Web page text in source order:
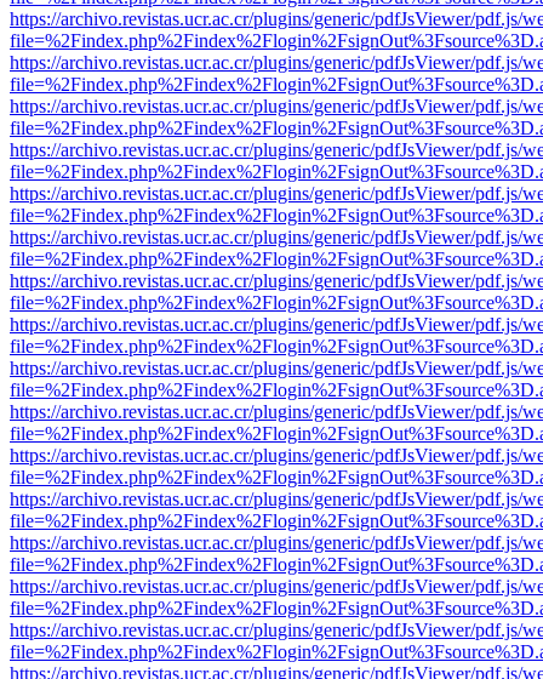
https://archivo.revistas.ucr.ac.cr/plugins/generic/pdfJsViewer/pdf.js/
https://archivo.revistas.ucr.ac.cr/plugins/generic/pdfJsViewer/pdf.js/
https://archivo.revistas.ucr.ac.cr/plugins/generic/pdfJsViewer/pdf.js/
https://archivo.revistas.ucr.ac.cr/plugins/generic/pdfJsViewer/pdf.js/
https://archivo.revistas.ucr.ac.cr/plugins/generic/pdfJsViewer/pdf.js/
https://archivo.revistas.ucr.ac.cr/plugins/generic/pdfJsViewer/pdf.js/
https://archivo.revistas.ucr.ac.cr/plugins/generic/pdfJsViewer/pdf.js/
https://archivo.revistas.ucr.ac.cr/plugins/generic/pdfJsViewer/pdf.js/
https://archivo.revistas.ucr.ac.cr/plugins/generic/pdfJsViewer/pdf.js/
https://archivo.revistas.ucr.ac.cr/plugins/generic/pdfJsViewer/pdf.js/
https://archivo.revistas.ucr.ac.cr/plugins/generic/pdfJsViewer/pdf.js/
https://archivo.revistas.ucr.ac.cr/plugins/generic/pdfJsViewer/pdf.js/
https://archivo.revistas.ucr.ac.cr/plugins/generic/pdfJsViewer/pdf.js/
https://archivo.revistas.ucr.ac.cr/plugins/generic/pdfJsViewer/pdf.js/
https://archivo.revistas.ucr.ac.cr/plugins/generic/pdfJsViewer/pdf.js/
https://archivo.revistas.ucr.ac.cr/plugins/generic/pdfJsViewer/pdf.js/